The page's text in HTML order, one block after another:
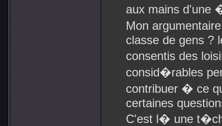
aux mains
Mon
classe de gens ?
consentis des
consid�rables
contribuer � ce
certaines
C'est l� une